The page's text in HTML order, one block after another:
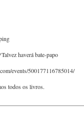
haverá bate-papo
events/500177116785014/
todos os livros.